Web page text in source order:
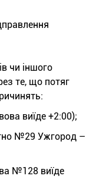
чи іншого
те, що потяг
виїде +2:00);
№29 Ужгород –
№128 виїде